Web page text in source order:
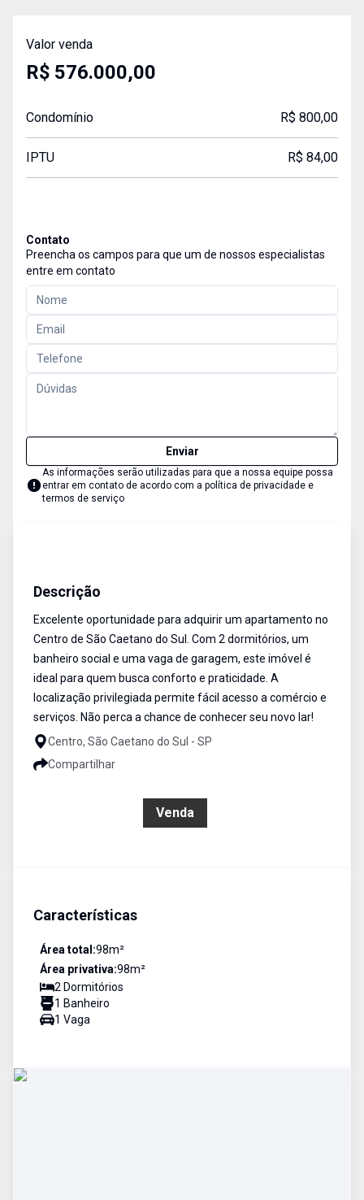
Valor venda
R$ 576.000,00
Condomínio R$ 800,00
IPTU R$ 84,00
Contato
Preencha os campos para que um de nossos especialistas
entre em contato
Enviar
As informações serão utilizadas para que a nossa equipe possa
entrar em contato de acordo com a política de privacidade e
termos de serviço
Descrição
Excelente oportunidade para adquirir um apartamento no
Centro de São Caetano do Sul. Com 2 dormitórios, um
banheiro social e uma vaga de garagem, este imóvel é
ideal para quem busca conforto e praticidade. A
localização privilegiada permite fácil acesso a comércio e
serviços. Não perca a chance de conhecer seu novo lar!
Centro, São Caetano do Sul - SP
Compartilhar
Venda
Características
Área total:98m²
Área privativa:98m²
2 Dormitórios
1 Banheiro
1 Vaga